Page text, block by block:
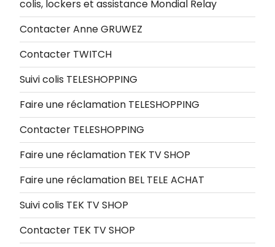
colis, lockers et assistance Mondial Relay
Contacter Anne GRUWEZ
Contacter TWITCH
Suivi colis TELESHOPPING
Faire une réclamation TELESHOPPING
Contacter TELESHOPPING
Faire une réclamation TEK TV SHOP
Faire une réclamation BEL TELE ACHAT
Suivi colis TEK TV SHOP
Contacter TEK TV SHOP